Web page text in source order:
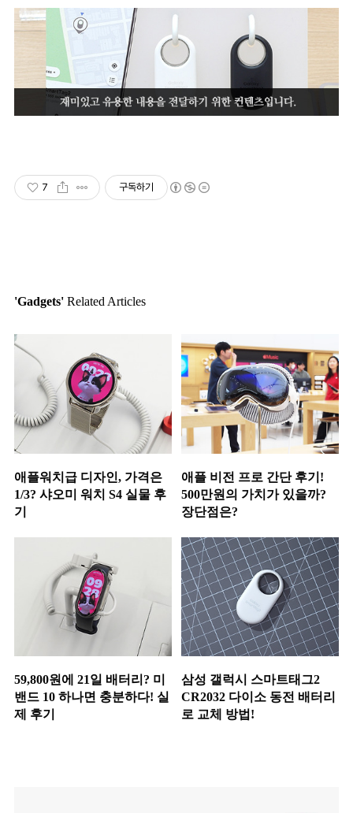
7 구독하기
'Gadgets' Related Articles
애플워치급 디자인, 가격은
1/3? 샤오미 워치 S4 실물 후
기
애플 비전 프로 간단 후기!
500만원의 가치가 있을까?
장단점은?
59,800원에 21일 배터리? 미
밴드 10 하나면 충분하다! 실
제 후기
삼성 갤럭시 스마트태그2
CR2032 다이소 동전 배터리
로 교체 방법!